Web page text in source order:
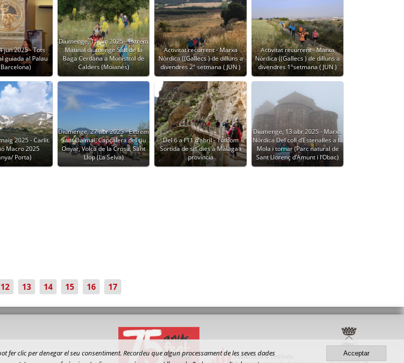
jun 2025 - Tots
guiada al Palau
Diumenge, 15 jun 2025 - Extrem
Matinal diumenge Salt de la
Baga Cerdana a Monistrol de
Calders (Moianès)
Activitat recurrent - Marxa
Nòrdica ((Gallecs ) de dilluns a
divendres 2º setmana ( JUN )
Activitat recurrent - Marxa
Nòrdica ((Gallecs ) de dilluns a
divendres 1ºsetmana ( JUN )
2025 - Carlit.
Macro 2025
Porta)
Diumenge, 27 abr 2025 - Extrem
Sant Dalmai, Capçalera del riu
Onyar, Volcà de la Crosa, Sant
Llop (La Selva)
Del 6 a l’11 d’abril - Tothom
Sortida de sis dies a Màlaga i
província
Diumenge, 13 abr 2025 - Marxa
Nòrdica Del coll d’Estenalles a la
Mola i tornar (Parc natural de
Sant Llorenç d’Amunt i l’Obac)
12 13 14 15 16 17
fer clic per denegar el seu consentiment. Recordeu que algun processament de les seves dades
Acceptar